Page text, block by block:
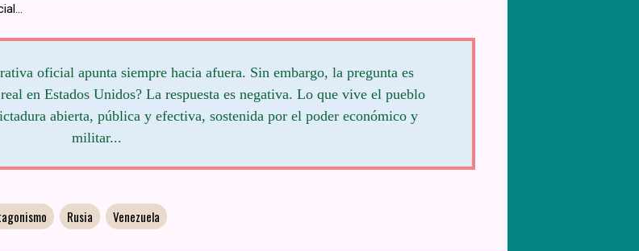
oficial apunta siempre hacia afuera. Sin embargo, la pregunta es
en Estados Unidos? La respuesta es negativa. Lo que vive el pueblo
abierta, pública y efectiva, sostenida por el poder económico y
militar...
Rusia Venezuela